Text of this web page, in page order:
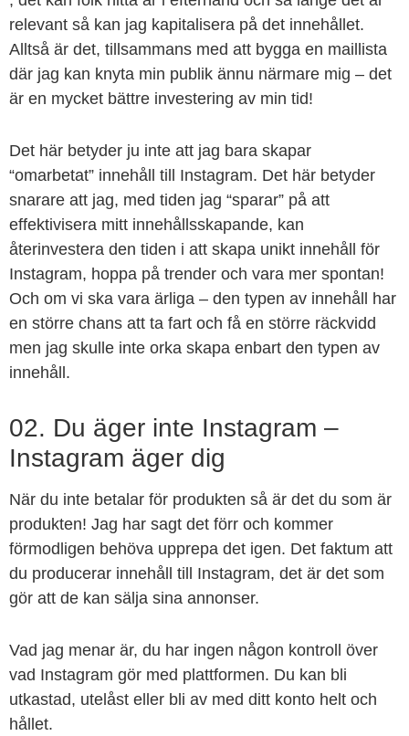
relevant så kan jag kapitalisera på det innehållet.
Alltså är det, tillsammans med att bygga en maillista
där jag kan knyta min publik ännu närmare mig – det
är en mycket bättre investering av min tid!
Det här betyder ju inte att jag bara skapar
“omarbetat” innehåll till Instagram. Det här betyder
snarare att jag, med tiden jag “sparar” på att
effektivisera mitt innehållsskapande, kan
återinvestera den tiden i att skapa unikt innehåll för
Instagram, hoppa på trender och vara mer spontan!
Och om vi ska vara ärliga – den typen av innehåll har
en större chans att ta fart och få en större räckvidd
men jag skulle inte orka skapa enbart den typen av
innehåll.
02. Du äger inte Instagram –
Instagram äger dig
När du inte betalar för produkten så är det du som är
produkten! Jag har sagt det förr och kommer
förmodligen behöva upprepa det igen. Det faktum att
du producerar innehåll till Instagram, det är det som
gör att de kan sälja sina annonser.
Vad jag menar är, du har ingen någon kontroll över
vad Instagram gör med plattformen. Du kan bli
utkastad, utelåst eller bli av med ditt konto helt och
hållet.